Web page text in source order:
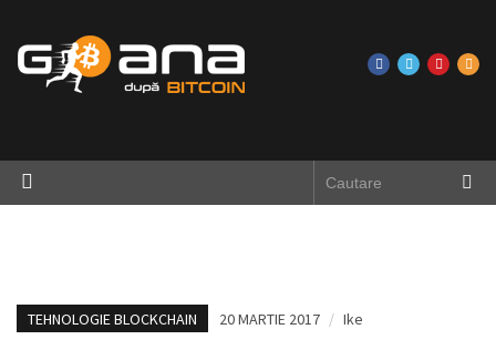
TEHNOLOGIE BLOCKCHAIN 20 MARTIE 2017 / Ike